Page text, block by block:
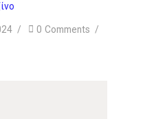
0 Comments